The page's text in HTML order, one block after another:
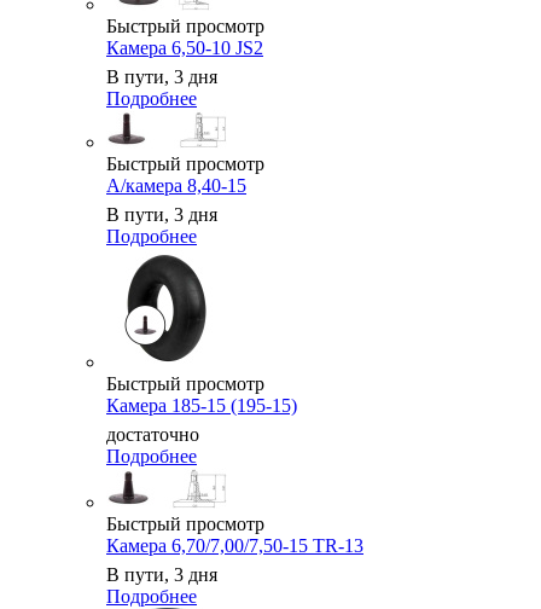
Быстрый просмотр
Камера 6,50-10 JS2
В пути, 3 дня
Подробнее
Быстрый просмотр
А/камера 8,40-15
В пути, 3 дня
Подробнее
Быстрый просмотр
Камера 185-15 (195-15)
достаточно
Подробнее
Быстрый просмотр
Камера 6,70/7,00/7,50-15 TR-13
В пути, 3 дня
Подробнее